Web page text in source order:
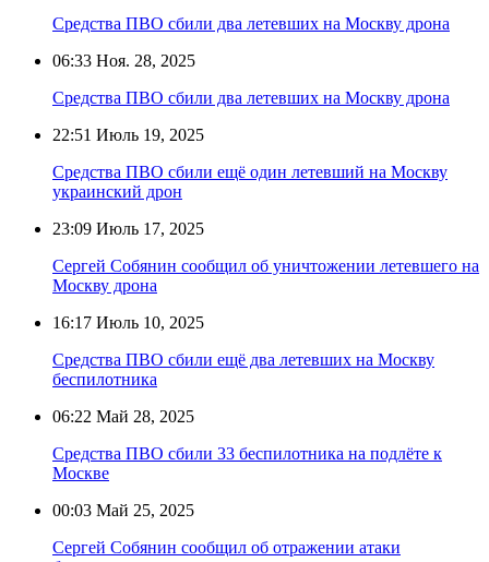
Средства ПВО сбили два летевших на Москву дрона
06:33 Ноя. 28, 2025
Средства ПВО сбили два летевших на Москву дрона
22:51 Июль 19, 2025
Средства ПВО сбили ещё один летевший на Москву
украинский дрон
23:09 Июль 17, 2025
Сергей Собянин сообщил об уничтожении летевшего на
Москву дрона
16:17 Июль 10, 2025
Средства ПВО сбили ещё два летевших на Москву
беспилотника
06:22 Май 28, 2025
Средства ПВО сбили 33 беспилотника на подлёте к
Москве
00:03 Май 25, 2025
Сергей Собянин сообщил об отражении атаки